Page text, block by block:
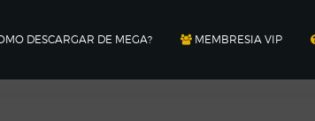
DESCARGAR DE MEGA? MEMBRESIA VIP